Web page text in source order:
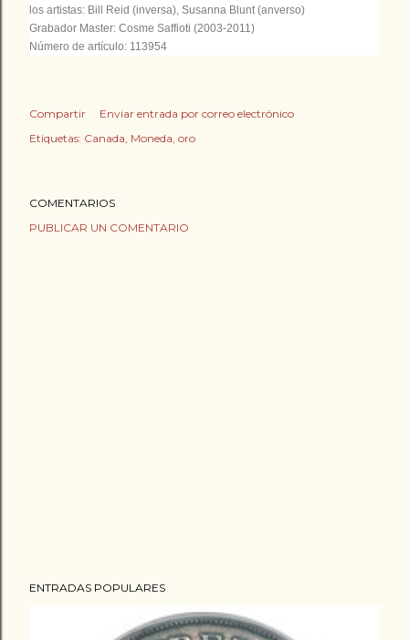
los artistas: Bill Reid (inversa), Susanna Blunt (anverso)
Grabador Master: Cosme Saffioti (2003-2011)
Número de artículo: 113954
Compartir
Enviar entrada por correo electrónico
Etiquetas: Canada Moneda oro
COMENTARIOS
PUBLICAR UN COMENTARIO
ENTRADAS POPULARES